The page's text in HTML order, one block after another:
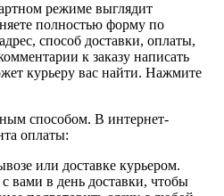
режиме выглядит
полностью форму по
способ доставки, оплаты,
к заказу написать
курьеру вас найти. Нажмите
способом. В интернет-
оплаты:
или доставке курьером.
вами в день доставки, чтобы